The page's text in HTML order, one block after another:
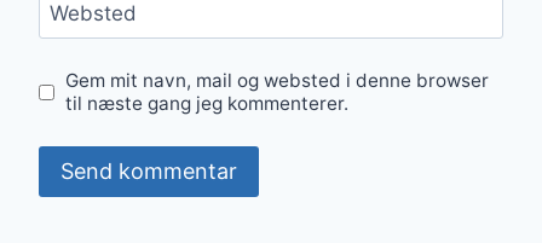
Websted
Gem mit navn, mail og websted i denne browser
til næste gang jeg kommenterer.